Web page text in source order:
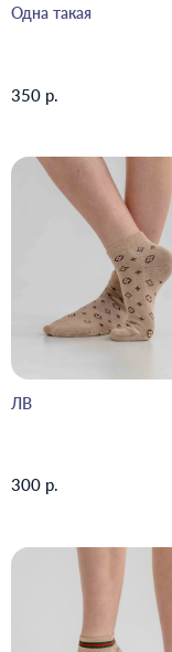
Одна такая
350 р.
ЛВ
300 р.